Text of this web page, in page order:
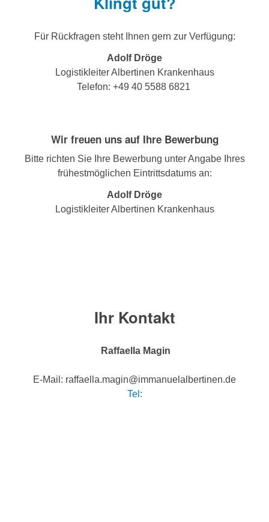
Für Rückfragen steht Ihnen gern zur Verfügung:
Adolf Dröge
Logistikleiter Albertinen Krankenhaus
Telefon: +49 40 5588 6821
Wir freuen uns auf Ihre Bewerbung
Bitte richten Sie Ihre Bewerbung unter Angabe Ihres
frühestmöglichen Eintrittsdatums an:
Adolf Dröge
Logistikleiter Albertinen Krankenhaus
Ihr Kontakt
Raffaella Magin
E-Mail: raffaella.magin@immanuelalbertinen.de
Tel: